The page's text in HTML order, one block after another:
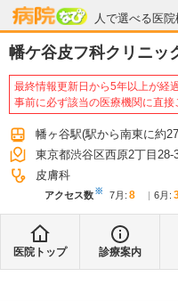
人で選べる医
病院なび
幡ケ谷皮フ科クリニッ
最終情報更新日から5年以上が経
事前に必ず該当の医療機関に直接
幡ヶ谷駅(駅から南東に約
東京都渋谷区西原2丁目
皮膚科
アクセス数※ 7月 : 8 6月 :
医院トップ 診療案内